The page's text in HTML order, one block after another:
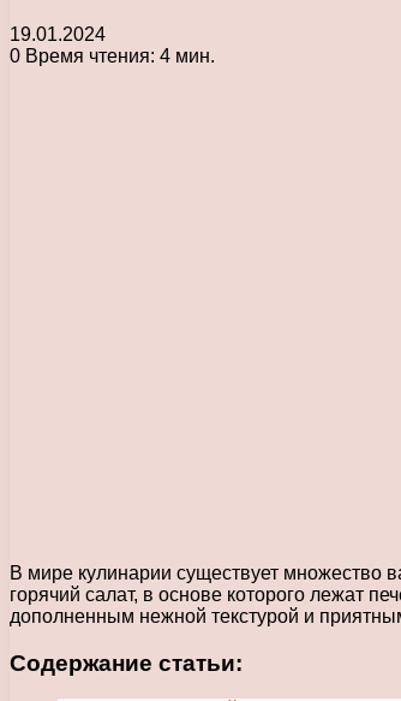
19.01.2024
0 Время чтения: 4 мин.
В мире кулинарии существует множество
горячий салат, в основе которого лежат
дополненным нежной текстурой и
Содержание статьи: